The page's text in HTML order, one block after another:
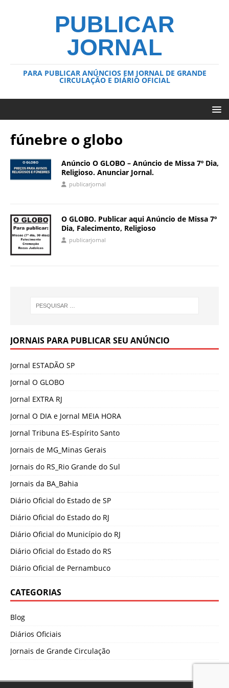
PUBLICAR
JORNAL
PARA PUBLICAR ANÚNCIOS EM JORNAL DE GRANDE
CIRCULAÇÃO E DIÁRIO OFICIAL
fúnebre o globo
Anúncio O GLOBO – Anúncio de Missa 7º Dia,
Religioso. Anunciar Jornal.
publicarjornal
O GLOBO. Publicar aqui Anúncio de Missa 7º
Dia, Falecimento, Religioso
publicarjornal
JORNAIS PARA PUBLICAR SEU ANÚNCIO
Jornal ESTADÃO SP
Jornal O GLOBO
Jornal EXTRA RJ
Jornal O DIA e Jornal MEIA HORA
Jornal Tribuna ES-Espírito Santo
Jornais de MG_Minas Gerais
Jornais do RS_Rio Grande do Sul
Jornais da BA_Bahia
Diário Oficial do Estado de SP
Diário Oficial do Estado do RJ
Diário Oficial do Município do RJ
Diário Oficial do Estado do RS
Diário Oficial de Pernambuco
CATEGORIAS
Blog
Diários Oficiais
Jornais de Grande Circulação